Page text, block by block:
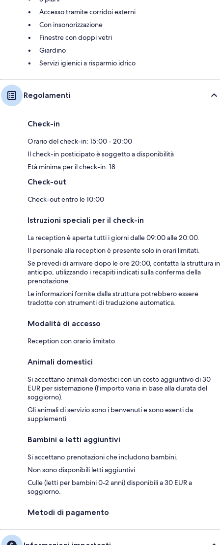
Accesso tramite corridoi esterni
Con insonorizzazione
Finestre con doppi vetri
Giardino
Servizi igienici a risparmio idrico
Regolamenti
Check-in
Orario del check-in: 15:00 - 20:00
Il check-in posticipato è soggetto a disponibilità
Età minima per il check-in: 18
Check-out
Check-out entro le 10:00
Istruzioni speciali per il check-in
La reception è aperta tutti i giorni dalle 09:00 alle 20:00.
Il personale alla reception è presente solo in orari limitati.
Se prevedi di arrivare dopo le ore 20:00, contatta la struttura in
anticipo, utilizzando i recapiti indicati sulla conferma della
prenotazione.
Le informazioni fornite dalla struttura potrebbero essere
tradotte con strumenti di traduzione automatica.
Modalità di accesso
Reception con orario limitato
Animali domestici
Si accettano animali domestici con un costo aggiuntivo di 30
EUR per sistemazione (l'importo varia in base alla durata del
soggiorno).
Gli animali di servizio sono i benvenuti e sono esenti da
supplementi
Bambini e letti aggiuntivi
Si accettano prenotazioni che includono bambini.
Non sono disponibili letti aggiuntivi.
Culle (letti per bambini 0-2 anni) disponibili a 30 EUR a
soggiorno.
Metodi di pagamento